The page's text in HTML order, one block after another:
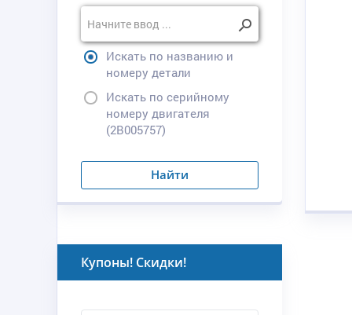
Искать по названию и
номеру детали
Искать по серийному
номеру двигателя
(2B005757)
Найти
Купоны! Скидки!